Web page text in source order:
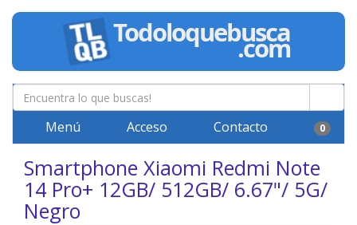
Menú Acceso Contacto 0
Smartphone Xiaomi Redmi Note
14 Pro+ 12GB/ 512GB/ 6.67"/ 5G/
Negro